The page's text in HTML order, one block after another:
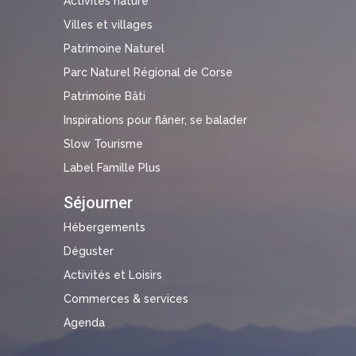
Villes et villages
Patrimoine Naturel
Parc Naturel Régional de Corse
Patrimoine Bâti
Inspirations pour flâner, se balader
Slow Tourisme
Label Famille Plus
Séjourner
Hébergements
Déguster
Activités et Loisirs
Commerces & services
Agenda